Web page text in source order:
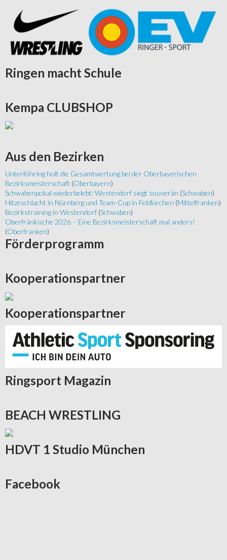
Ringen macht Schule
Kempa CLUBSHOP
Aus den Bezirken
Unterföhring holt die Gesamtwertung bei der Oberbayerischen
Bezirksmeisterschaft (Oberbayern)
Schwabenpokal wiederbelebt: Westendorf siegt souverän (Schwaben)
Hitzeschlacht in Nürnberg und Team-Cup in Feldkirchen (Mittelfranken)
Bezirkstraining in Westendorf (Schwaben)
Oberfränkische 2026 – Eine Bezirksmeisterschaft mal anders!
(Oberfranken)
Förderprogramm
Kooperationspartner
Kooperationspartner
Ringsport Magazin
BEACH WRESTLING
HDVT 1 Studio München
Facebook